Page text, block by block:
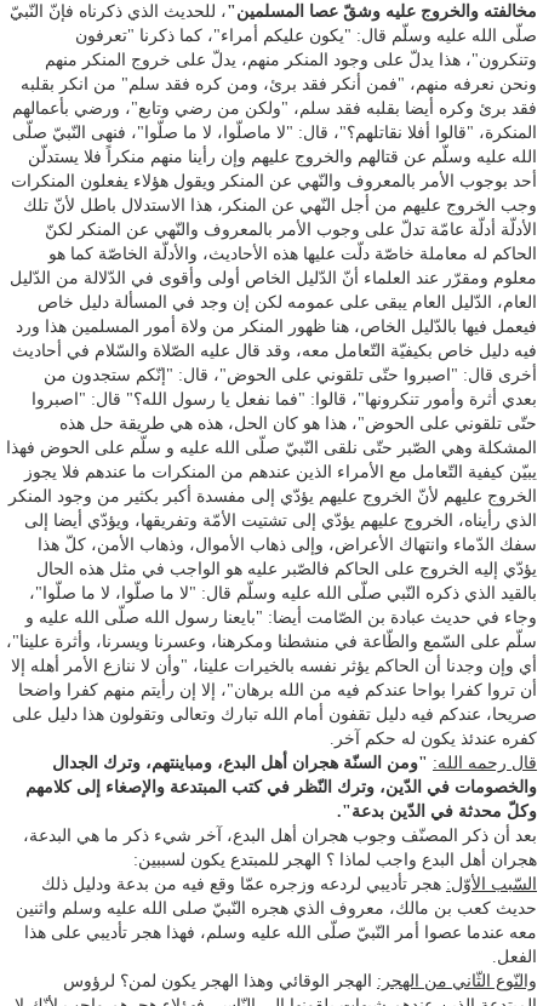
مخالفته والخروج عليه وشقّ عصا المسلمين"، للحديث الذي ذكرناه فإنّ النّبيّ
صلّى الله عليه وسلّم قال: "يكون عليكم أمراء"، كما ذكرنا "تعرفون
وتنكرون"، هذا يدلّ على وجود المنكر منهم، يدلّ على خروج المنكر منهم
ونحن نعرفه منهم، "فمن أنكر فقد برئ، ومن كره فقد سلم" من انكر بقلبه
فقد برئ وكره أيضا بقلبه فقد سلم، "ولكن من رضي وتابع"، ورضي بأعمالهم
المنكرة، "قالوا أفلا نقاتلهم؟"، قال: "لا ماصلّوا، لا ما صلّوا"، فنهى النّبيّ صلّى
الله عليه وسلّم عن قتالهم والخروج عليهم وإن رأينا منهم منكراً فلا يستدلّن
أحد بوجوب الأمر بالمعروف والنّهي عن المنكر ويقول هؤلاء يفعلون المنكرات
وجب الخروج عليهم من أجل النّهي عن المنكر، هذا الاستدلال باطل لأنّ تلك
الأدلّة أدلّة عامّة تدلّ على وجوب الأمر بالمعروف والنّهي عن المنكر لكنّ
الحاكم له معاملة خاصّة دلّت عليها هذه الأحاديث، والأدلّة الخاصّة كما هو
معلوم ومقرّر عند العلماء أنّ الدّليل الخاص أولى وأقوى في الدّلالة من الدّليل
العام، الدّليل العام يبقى على عمومه لكن إن وجد في المسألة دليل خاص
فيعمل فيها بالدّليل الخاص، هنا ظهور المنكر من ولاة أمور المسلمين هذا ورد
فيه دليل خاص بكيفيّة التّعامل معه، وقد قال عليه الصّلاة والسّلام في أحاديث
أخرى قال: "اصبروا حتّى تلقوني على الحوض"، قال: "إنّكم ستجدون من
بعدي أثرة وأمور تنكرونها"، قالوا: "فما نفعل يا رسول الله؟" قال: "اصبروا
حتّى تلقوني على الحوض"، هذا هو كان الحل، هذه هي طريقة حل هذه
المشكلة وهي الصّبر حتّى نلقى النّبيّ صلّى الله عليه و سلّم على الحوض فهذا
يبيّن كيفية التّعامل مع الأمراء الذين عندهم من المنكرات ما عندهم فلا يجوز
الخروج عليهم لأنّ الخروج عليهم يؤدّي إلى مفسدة أكبر بكثير من وجود المنكر
الذي رأيناه، الخروج عليهم يؤدّي إلى تشتيت الأمّة وتفريقها، ويؤدّي أيضا إلى
سفك الدّماء وانتهاك الأعراض، وإلى ذهاب الأموال، وذهاب الأمن، كلّ هذا
يؤدّي إليه الخروج على الحاكم فالصّبر عليه هو الواجب في مثل هذه الحال
بالقيد الذي ذكره النّبي صلّى الله عليه وسلّم قال: "لا ما صلّوا، لا ما صلّوا"،
وجاء في حديث عبادة بن الصّامت أيضا: "بايعنا رسول الله صلّى الله عليه و
سلّم على السّمع والطّاعة في منشطنا ومكرهنا، وعسرنا ويسرنا، وأثرة علينا"،
أي وإن وجدنا أن الحاكم يؤثر نفسه بالخيرات علينا، "وأن لا ننازع الأمر أهله إلا
أن تروا كفرا بواحا عندكم فيه من الله برهان"، إلا إن رأيتم منهم كفرا واضحا
صريحا، عندكم فيه دليل تقفون أمام الله تبارك وتعالى وتقولون هذا دليل على
كفره عندئذ يكون له حكم آخر.
قال رحمه الله: "ومن السنّة هجران أهل البدع، ومباينتهم، وترك الجدال
والخصومات في الدّين، وترك النّظر في كتب المبتدعة والإصغاء إلى كلامهم
وكلّ محدثة في الدّين بدعة".
بعد أن ذكر المصنّف وجوب هجران أهل البدع، آخر شيء ذكر ما هي البدعة،
هجران أهل البدع واجب لماذا ؟ الهجر للمبتدع يكون لسببين:
السّبب الأوّل: هجر تأديبي لردعه وزجره عمّا وقع فيه من بدعة ودليل ذلك
حديث كعب بن مالك، معروف الذي هجره النّبيّ صلى الله عليه وسلم واثنين
معه عندما عصوا أمر النّبيّ صلّى الله عليه وسلم، فهذا هجر تأديبي على هذا
الفعل.
والنّوع الثّاني من الهجر: الهجر الوقائي وهذا الهجر يكون لمن؟ لرؤوس